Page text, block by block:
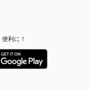
利に！